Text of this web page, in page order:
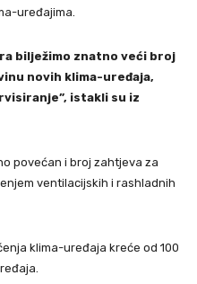
uređajima.
bilježimo znatno veći broj
novih klima-uređaja,
istakli su iz
povećan i broj zahtjeva za
ventilacijskih i rashladnih
klima-uređaja kreće od 100